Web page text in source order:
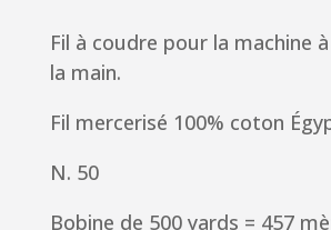
Fil à coudre pour la machine
la main.
Fil mercerisé 100% coton
N. 50
Bobine de 500 yards = 457